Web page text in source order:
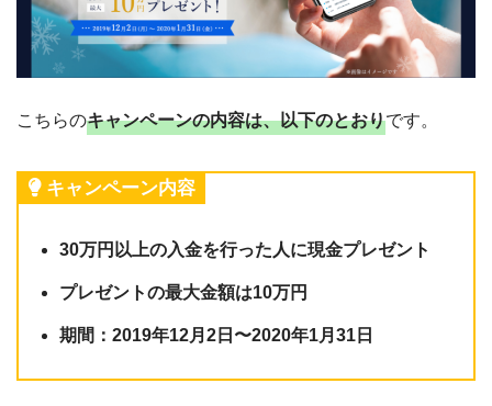
こちらのキャンペーンの内容は、以下のとおりです。
キャンペーン内容
30万円以上の入金を行った人に現金プレゼント
プレゼントの最大金額は10万円
期間：2019年12月2日〜2020年1月31日